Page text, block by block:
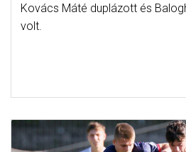
Kovács Máté duplázott és
volt.